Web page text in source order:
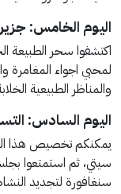
اليوم الخامس:
اكتشفوا سحر الطبيعة
لمحبي اجواء المغامرة
والمناظر الطبيعية
اليوم السادس:
يمكنكم تخصيص هذا
سيتي، ثم استمتعوا
سنغافورة لتجديد